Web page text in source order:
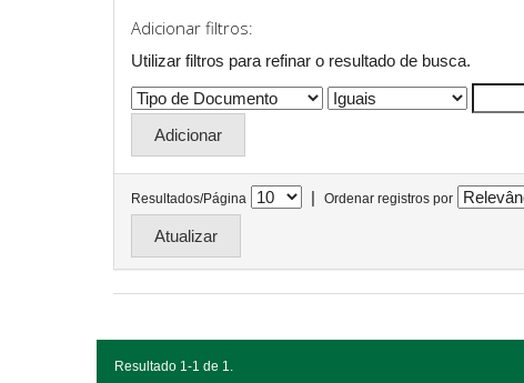
Adicionar filtros:
Utilizar filtros para refinar o resultado de busca.
Resultados/Página | Ordenar registros por
Resultado 1-1 de 1.